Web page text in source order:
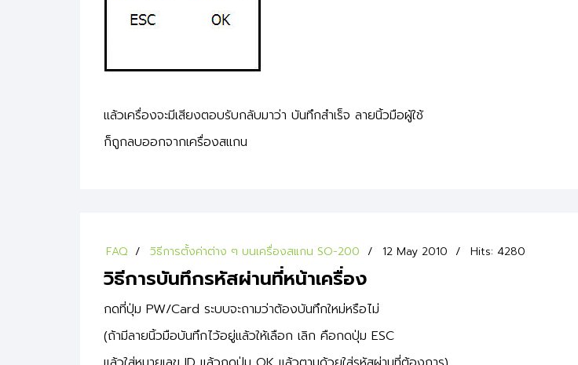
แล้วเครื่องจะมีเสียงตอบรับกลับมาว่า บันทึกสำเร็จ ลายนิ้วมือผู้ใช้
ก็ถูกลบออกจากเครื่องสแกน
FAQ วิธีการตั้งค่าต่าง ๆ บนเครื่องสแกน SO-200 12 May 2010 Hits: 4280
วิธีการบันทึกรหัสผ่านที่หน้าเครื่อง
กดที่ปุ่ม PW/Card ระบบจะถามว่าต้องบันทึกใหม่หรือไม่
(ถ้ามีลายนิ้วมือบันทึกไว้อยู่แล้วให้เลือก เลิก คือกดปุ่ม ESC